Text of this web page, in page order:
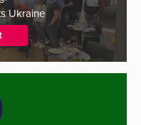
Ukraine